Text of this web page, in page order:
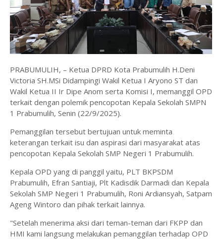
PRABUMULIH, – Ketua DPRD Kota Prabumulih H.Deni
Victoria SH.MSi Didampingi Wakil Ketua I Aryono ST dan
Wakil Ketua II Ir Dipe Anom serta Komisi I, memanggil OPD
terkait dengan polemik pencopotan Kepala Sekolah SMPN
1 Prabumulih, Senin (22/9/2025).
Pemanggilan tersebut bertujuan untuk meminta
keterangan terkait isu dan aspirasi dari masyarakat atas
pencopotan Kepala Sekolah SMP Negeri 1 Prabumulih.
Kepala OPD yang di panggil yaitu, PLT BKPSDM
Prabumulih, Efran Santiaji, Plt Kadisdik Darmadi dan Kepala
Sekolah SMP Negeri 1 Prabumulih, Roni Ardiansyah, Satpam
Ageng Wintoro dan pihak terkait lainnya.
"Setelah menerima aksi dari teman-teman dari FKPP dan
HMI kami langsung melakukan pemanggilan terhadap OPD